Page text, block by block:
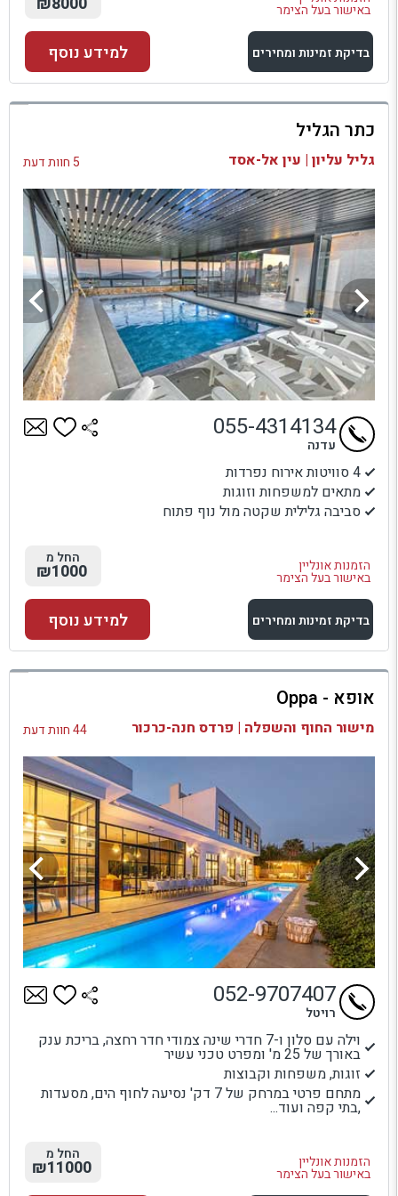
באישור בעל הצימר
בדיקת זמינות ומחירים
למתחם זה
בדיקת זמינות ומחירים
למידע נוסף
כתר הגליל
גליל עליון | עין אל-אסד 5 חוות דעת
4 סוויטות אירוח נפרדות
מתאים למשפחות וזוגות
סביבה גלילית שקטה מול נוף פתוח
הזמנות אונליין
באישור בעל הצימר
055-4314134
עדנה
החל מ
₪1000
בדיקת זמינות ומחירים
למתחם זה
בדיקת זמינות ומחירים
למידע נוסף
אופא - Oppa
מישור החוף והשפלה | פרדס חנה-כרכור 44 חוות דעת
וילה עם סלון ו-7 חדרי שינה צמודי חדר רחצה, בריכת ענק
באורך של 25 מ' ומפרט טכני עשיר
זוגות, משפחות וקבוצות
מתחם פרטי במרחק של 7 דק' נסיעה לחוף הים, מסעדות
,בתי קפה ועוד...
הזמנות אונליין
באישור בעל הצימר
052-9707407
רויטל
החל מ
₪11000